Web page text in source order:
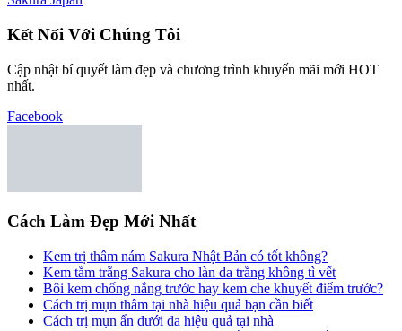
Kết Nối Với Chúng Tôi
Cập nhật bí quyết làm đẹp và chương trình khuyến mãi mới HOT
nhất.
Facebook
Cách Làm Đẹp Mới Nhất
Kem trị thâm nám Sakura Nhật Bản có tốt không?
Kem tắm trắng Sakura cho làn da trắng không tì vết
Bôi kem chống nắng trước hay kem che khuyết điểm trước?
Cách trị mụn thâm tại nhà hiệu quả bạn cần biết
Cách trị mụn ẩn dưới da hiệu quả tại nhà